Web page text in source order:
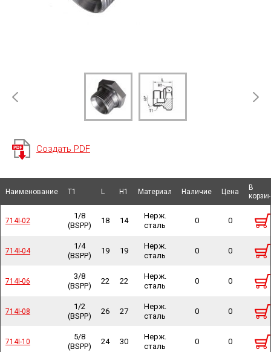
Создать PDF
Наименование T1 L H1 Материал Наличие Цена
В
714I-02
1/8
(BSPP)
18 14
Нерж.
сталь
0 0
714I-04
1/4
(BSPP)
19 19
Нерж.
сталь
0 0
714I-06
3/8
(BSPP)
22 22
Нерж.
сталь
0 0
714I-08
1/2
(BSPP)
26 27
Нерж.
сталь
0 0
714I-10
5/8
(BSPP)
24 30
Нерж.
сталь
0 0
Наименование
714I-02
714I-04
714I-06
714I-08
714I-10
Наименование
Наименование T1 L H1 Материал Наличие Цена
В